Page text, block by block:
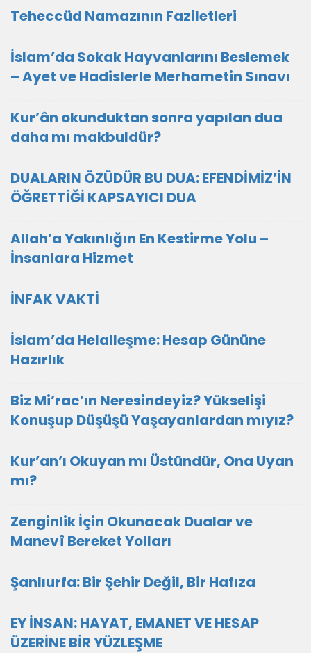
Teheccüd Namazının Faziletleri
İslam’da Sokak Hayvanlarını Beslemek
– Ayet ve Hadislerle Merhametin Sınavı
Kur’ân okunduktan sonra yapılan dua
daha mı makbuldür?
DUALARIN ÖZÜDÜR BU DUA: EFENDİMİZ’İN
ÖĞRETTİĞİ KAPSAYICI DUA
Allah’a Yakınlığın En Kestirme Yolu –
İnsanlara Hizmet
İNFAK VAKTİ
İslam’da Helalleşme: Hesap Gününe
Hazırlık
Biz Mi’rac’ın Neresindeyiz? Yükselişi
Konuşup Düşüşü Yaşayanlardan mıyız?
Kur’an’ı Okuyan mı Üstündür, Ona Uyan
mı?
Zenginlik İçin Okunacak Dualar ve
Manevî Bereket Yolları
Şanlıurfa: Bir Şehir Değil, Bir Hafıza
EY İNSAN: HAYAT, EMANET VE HESAP
ÜZERİNE BİR YÜZLEŞME